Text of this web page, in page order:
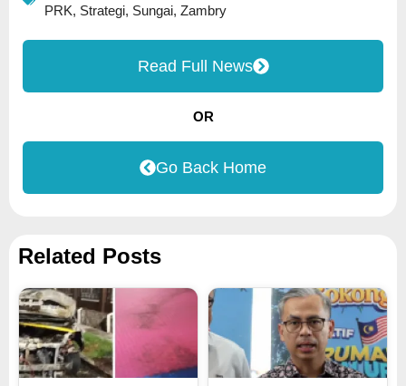
PRK, Strategi, Sungai, Zambry
Read Full News
OR
Go Back Home
Related Posts